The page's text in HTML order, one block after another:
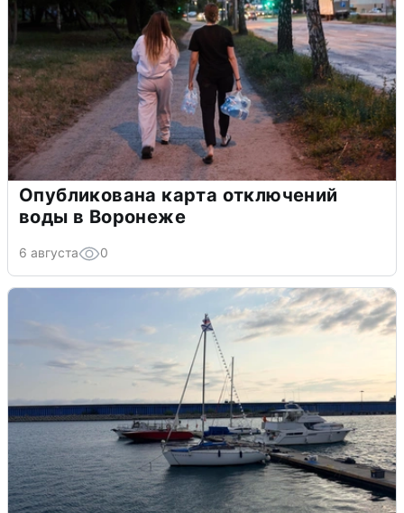
Опубликована карта отключений
воды в Воронеже
6 августа 0